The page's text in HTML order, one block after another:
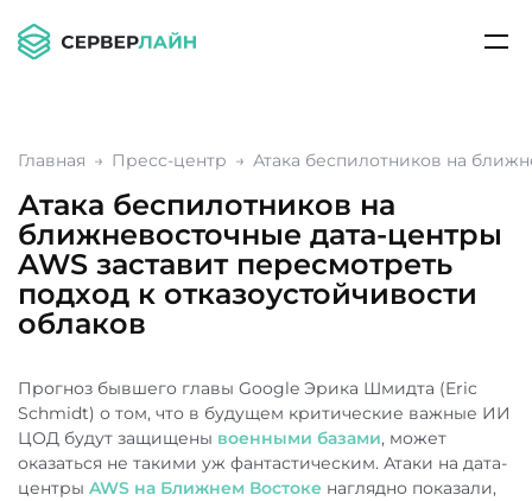
Главная Пресс-центр Атака беспилотников на
Атака беспилотников на
ближневосточные дата-центры
AWS заставит пересмотреть
подход к отказоустойчивости
облаков
Прогноз бывшего главы Google Эрика Шмидта (Eric
Schmidt) о том, что в будущем критические важные ИИ
ЦОД будут защищены военными базами, может
оказаться не такими уж фантастическим. Атаки на дата-
центры AWS на Ближнем Востоке наглядно показали,